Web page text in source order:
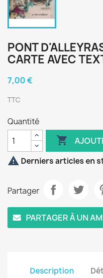
PONT
CARTE AVEC
7,00 €
TTC
Quantité

 Derniers articles en
Partager
PARTAGER À UN
Description